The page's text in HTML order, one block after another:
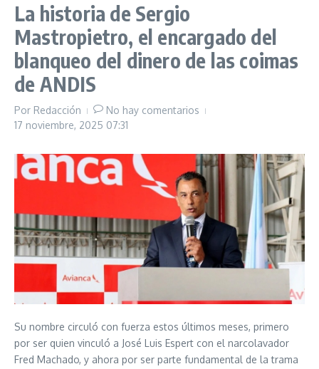
La historia de Sergio
Mastropietro, el encargado del
blanqueo del dinero de las coimas
de ANDIS
Por Redacción
No hay comentarios
17 noviembre, 2025 07:31
Su nombre circuló con fuerza estos últimos meses, primero
por ser quien vinculó a José Luis Espert con el narcolavador
Fred Machado, y ahora por ser parte fundamental de la trama